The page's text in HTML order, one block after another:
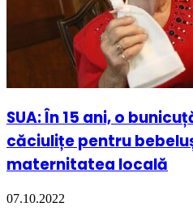
SUA: În 15 ani, o
căciulițe pentru
maternitatea locală
07.10.2022